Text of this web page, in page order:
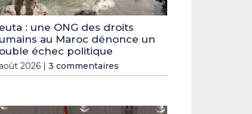
: une ONG des droits
au Maroc dénonce un
échec politique
2026 | 3 commentaires